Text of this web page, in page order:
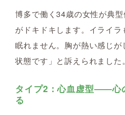
博多で働く34歳の女性が典
がドキドキします。イライラ
眠れません。胸が熱い感じ
状態です」と訴えられました。
タイプ2：心血虚型――心
る